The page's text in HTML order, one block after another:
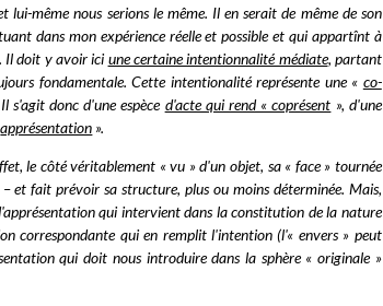
même nous serions le même. Il en serait de même de son
dans mon expérience réelle et possible et qui appartînt à
Il doit y avoir ici une certaine intentionnalité médiate, partant
fondamentale. Cette intentionalité représente une « co-
s'agit donc d'une espèce d'acte qui rend « coprésent », d'une
apprésentation ».
le côté véritablement « vu » d'un objet, sa « face » tournée
et fait prévoir sa structure, plus ou moins déterminée. Mais,
qui intervient dans la constitution de la nature
correspondante qui en remplit l'intention (l'« envers » peut
qui doit nous introduire dans la sphère « originale »